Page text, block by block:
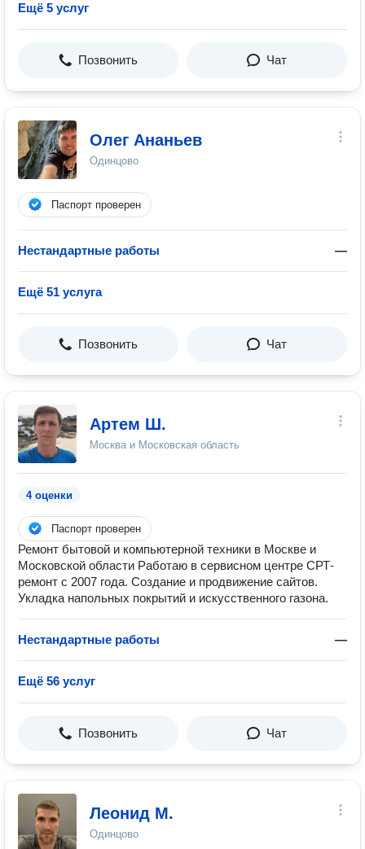
Ещё 5 услуг
Позвонить Чат
Олег Ананьев
Одинцово
Паспорт проверен
Нестандартные работы —
Ещё 51 услуга
Позвонить Чат
Артем Ш.
Москва и Московская область
4 оценки
Паспорт проверен
Ремонт бытовой и компьютерной техники в Москве и
Московской области Работаю в сервисном центре СРТ-
ремонт с 2007 года. Создание и продвижение сайтов.
Укладка напольных покрытий и искусственного газона.
Нестандартные работы —
Ещё 56 услуг
Позвонить Чат
Леонид М.
Одинцово